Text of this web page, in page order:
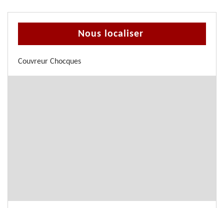
Nous localiser
Couvreur Chocques